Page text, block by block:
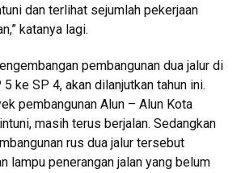
dan terlihat sejumlah pekerjaan
katanya lagi.
pembangunan dua jalur di
ke SP 4, akan dilanjutkan tahun ini.
pembangunan Alun – Alun Kota
masih terus berjalan. Sedangkan
rus dua jalur tersebut
lampu penerangan jalan yang belum